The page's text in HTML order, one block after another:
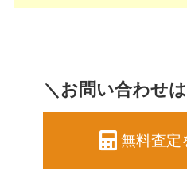
＼お問い合わせ
無料査定